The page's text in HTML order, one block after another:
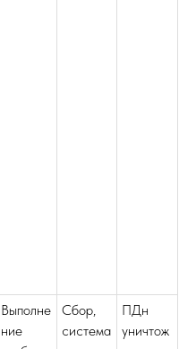
Выполне
ние
Сбор,
система
ПДн
уничтож